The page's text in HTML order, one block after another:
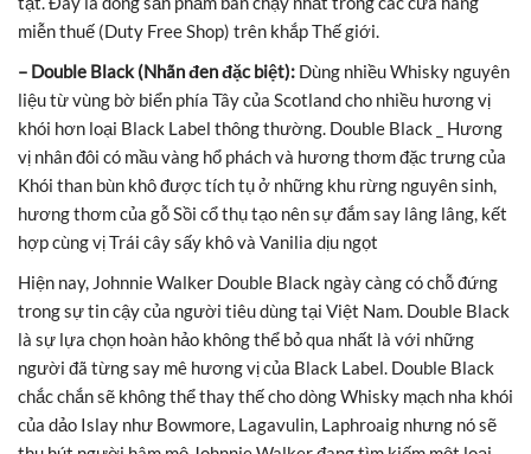
miễn thuế (Duty Free Shop) trên khắp Thế giới.
– Double Black (Nhãn đen đặc biệt): Dùng nhiều Whisky nguyên
liệu từ vùng bờ biển phía Tây của Scotland cho nhiều hương vị
khói hơn loại Black Label thông thường. Double Black _ Hương
vị nhân đôi có mầu vàng hổ phách và hương thơm đặc trưng của
Khói than bùn khô được tích tụ ở những khu rừng nguyên sinh,
hương thơm của gỗ Sồi cổ thụ tạo nên sự đắm say lâng lâng, kết
hợp cùng vị Trái cây sấy khô và Vanilia dịu ngọt
Hiện nay, Johnnie Walker Double Black ngày càng có chỗ đứng
trong sự tin cậy của người tiêu dùng tại Việt Nam. Double Black
là sự lựa chọn hoàn hảo không thể bỏ qua nhất là với những
người đã từng say mê hương vị của Black Label. Double Black
chắc chắn sẽ không thể thay thế cho dòng Whisky mạch nha khói
của dảo Islay như Bowmore, Lagavulin, Laphroaig nhưng nó sẽ